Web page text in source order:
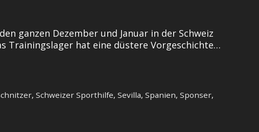
ganzen Dezember und Januar in der Schweiz
Trainingslager hat eine düstere Vorgeschichte…
,Schweizer Sporthilfe,Sevilla,Spanien,Sponser,